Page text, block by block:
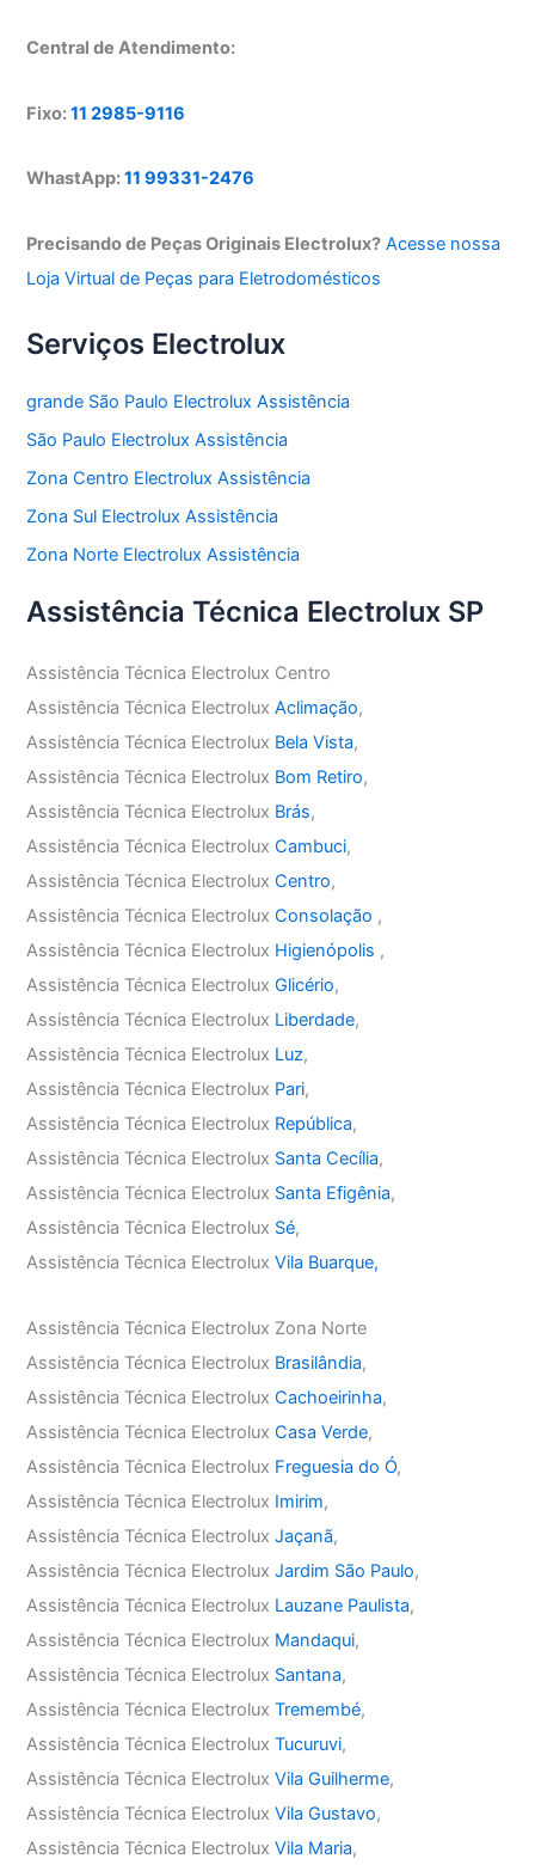
Central de Atendimento:
Fixo:11 2985-9116
WhastApp:11 99331-2476
Precisando de Peças Originais Electrolux? Acesse nossa
Loja Virtual de Peças para Eletrodomésticos
Serviços Electrolux
grande São Paulo Electrolux Assistência
São Paulo Electrolux Assistência
Zona Centro Electrolux Assistência
Zona Sul Electrolux Assistência
Zona Norte Electrolux Assistência
Assistência Técnica Electrolux SP
Assistência Técnica Electrolux Centro
Assistência Técnica ElectroluxAclimação,
Assistência Técnica Electrolux Bela Vista,
Assistência Técnica Electrolux Bom Retiro,
Assistência Técnica Electrolux Brás,
Assistência Técnica ElectroluxCambuci,
Assistência Técnica ElectroluxCentro,
Assistência Técnica ElectroluxConsolação ,
Assistência Técnica Electrolux Higienópolis ,
Assistência Técnica ElectroluxGlicério,
Assistência Técnica Electrolux Liberdade,
Assistência Técnica Electrolux Luz,
Assistência Técnica Electrolux Pari,
Assistência Técnica Electrolux República,
Assistência Técnica Electrolux Santa Cecília,
Assistência Técnica Electrolux Santa Efigênia,
Assistência Técnica Electrolux Sé,
Assistência Técnica ElectroluxVila Buarque,
Assistência Técnica Electrolux Zona Norte
Assistência Técnica Electrolux Brasilândia,
Assistência Técnica ElectroluxCachoeirinha,
Assistência Técnica ElectroluxCasa Verde,
Assistência Técnica Electrolux Freguesia do Ó,
Assistência Técnica Electrolux Imirim,
Assistência Técnica ElectroluxJaçanã,
Assistência Técnica ElectroluxJardim São Paulo,
Assistência Técnica Electrolux Lauzane Paulista,
Assistência Técnica Electrolux Mandaqui,
Assistência Técnica Electrolux Santana,
Assistência Técnica ElectroluxTremembé,
Assistência Técnica ElectroluxTucuruvi,
Assistência Técnica ElectroluxVila Guilherme,
Assistência Técnica ElectroluxVila Gustavo,
Assistência Técnica ElectroluxVila Maria,